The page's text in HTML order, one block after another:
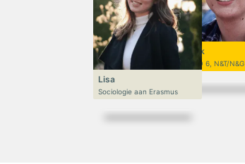
Niek
VWO 6, N&T/N&G
Lisa
Sociologie aan Erasmus